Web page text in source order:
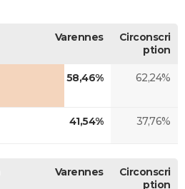
Varennes
Circonscri
ption
58,46% 62,24%
41,54% 37,76%
Varennes
Circonscri
ption